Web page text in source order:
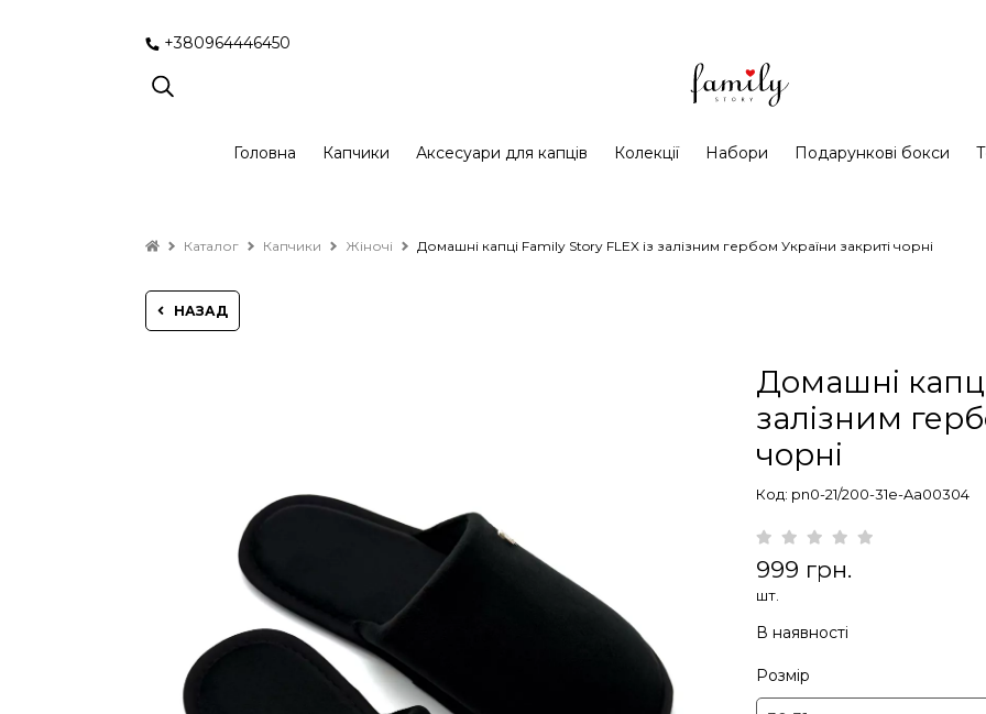
+380964446450
Головна Капчики Аксесуари для капців Колекції Набори Подарункові бокси
Каталог Капчики Жіночі Домашні капці Family Story FLEX із залізним гербом України закриті чорні
НАЗАД
Домашні
залізним
чорні
Код: pn0-21/200-31e-Aa00304
999 грн.
шт.
В наявності
Розмір